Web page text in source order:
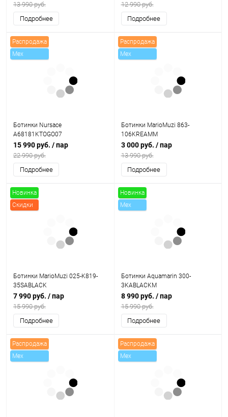
13 990 руб.
Подробнее
12 990 руб.
Подробнее
Распродажа
Mex
Ботинки Nursace
A68181KTOGO07
15 990 руб. / пар
22 990 руб.
Подробнее
Распродажа
Mex
Ботинки MarioMuzi 863-
106KREAMM
3 000 руб. / пар
13 990 руб.
Подробнее
Новинка
Скидки
Ботинки MarioMuzi 025-K819-
35SABLACK
7 990 руб. / пар
15 990 руб.
Подробнее
Новинка
Mex
Ботинки Aquamarin 300-
3KABLACKM
8 990 руб. / пар
15 990 руб.
Подробнее
Распродажа
Mex
Распродажа
Mex